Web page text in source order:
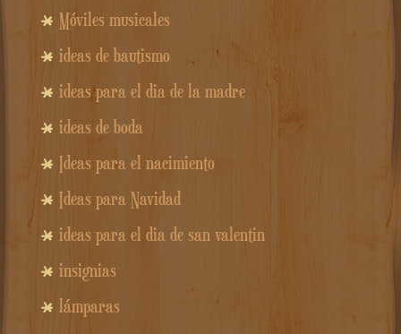
Móviles musicales
ideas de bautismo
ideas para el dia de la madre
ideas de boda
Ideas para el nacimiento
Ideas para Navidad
ideas para el dia de san valentin
insignias
lámparas